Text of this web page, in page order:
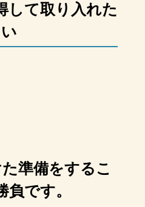
して取り入れた
い
準備をするこ
負です。